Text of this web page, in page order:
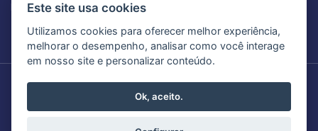
ENDEREÇO
Rua Funchal, 538 - Vila Olímpia, São Paulo, SP, 04551-060,
Brasil
© 2024-2026. AFABBRA - ASSOCIAÇÃO DOS FABRICANTES DE BEBIDAS DO
BRASIL. Todos os Direitos Reservados.
Este site usa cookies
Utilizamos cookies para oferecer melhor experiência,
melhorar o desempenho, analisar como você interage
em nosso site e personalizar conteúdo.
Ok, aceito.